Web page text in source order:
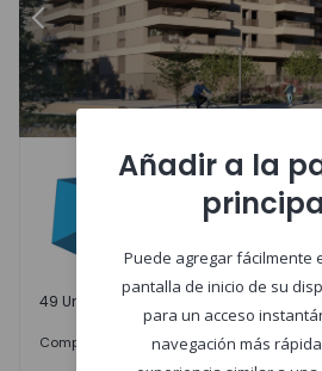
Anterior
Águas Santas, Porto
PLENO
Águas Santas,
49 Unidades disponibles
Comprar 242.000 €
Añadir a la
Puede agregar fácilmente
pantalla de inicio de su
para un acceso
navegación más